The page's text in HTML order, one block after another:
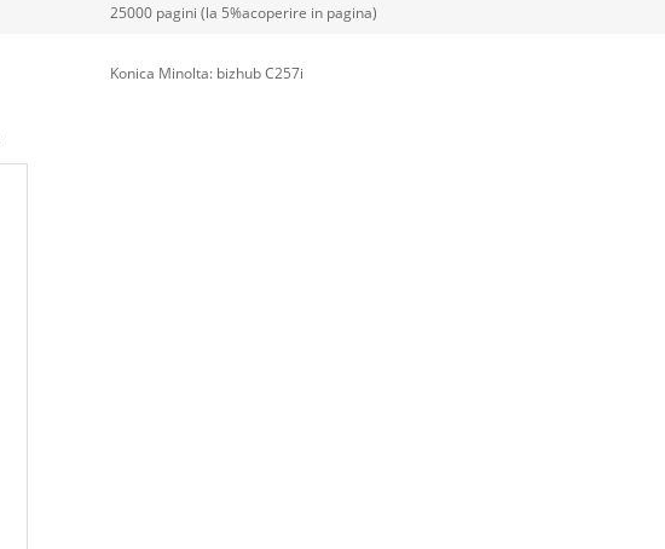
25000 pagini (la 5%acoperire in pagina)
Konica Minolta: bizhub C257i